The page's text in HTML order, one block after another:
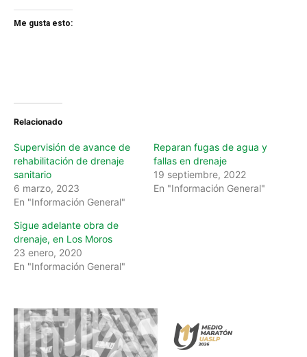
Me gusta esto:
Relacionado
Supervisión de avance de
rehabilitación de drenaje
sanitario
6 marzo, 2023
En "Información General"
Reparan fugas de agua y
fallas en drenaje
19 septiembre, 2022
En "Información General"
Sigue adelante obra de
drenaje, en Los Moros
23 enero, 2020
En "Información General"